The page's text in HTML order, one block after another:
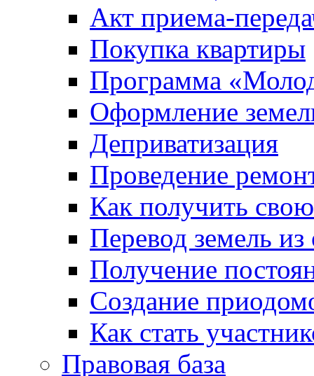
Акт приема-
Покупка квартиры
Программа
Оформление
Деприватизация
Проведение
Как получить
Перевод земель
Получение
Создание
Как стать
Правовая база